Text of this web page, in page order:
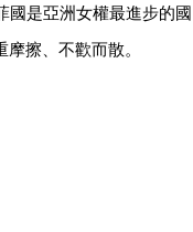
國是亞洲女權最進步的國
擦、不歡而散。